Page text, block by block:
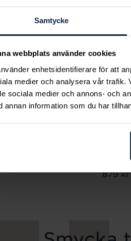
Samtycke
webbplats använder cookies
enhetsidentifierare för att
medier och analysera vår trafik.
sociala medier och annons- och
annan information som du har
Pris:
879 kr